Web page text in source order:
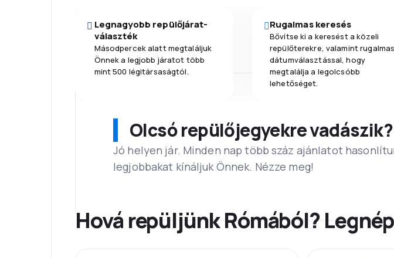
Legnagyobb repülőjárat-
választék
Másodpercek alatt megtaláljuk
Önnek a legjobb járatot több
mint 500 légitársaságtól.
Rugalmas keresés
Bővítse ki a keresést a közeli
repülőterekre, valamint rugalmas
dátumválasztással, hogy
megtalálja a legolcsóbb
lehetőséget.
Olcsó repülőjegyekre vadászik?
Jó helyen jár. Minden nap több száz ajánlatot
legjobbakat kínáljuk Önnek. Nézze meg!
Hová repüljünk Rómából?